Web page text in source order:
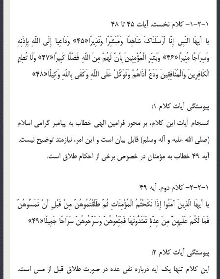
1-2-1- کلام نخست. آيات 45 تا 48
يا أَيهَا النَّبِي إِنَّا أَرْسَلْنَاكَ شَاهِدًا وَمُبَشِّرًا وَنَذِيرًا«45» وَدَاعِيا إِلَى اللَّهِ بِإِذْنِهِ
وَسِرَاجًا مُنِيرًا«46» وَبَشِّرِ الْمُؤْمِنِينَ بِأَنَّ لَهُمْ مِنَ اللَّهِ فَضْلًا كَبِيرًا«47» وَلَا تُطِعِ
الْكَافِرِينَ وَالْمُنَافِقِينَ وَدَعْ أَذَاهُمْ وَتَوَكَّلْ عَلَى اللَّهِ وَكَفَى بِاللَّهِ وَكِيلًا«48»
پيوستگي آيات کلام 1:
انسجام آيات اين کلام، بر محور فرامين الهي خطاب به پيامبر گرامي اسلام
(صلي الله عليه و آله وسلم) قابل بيان است و اين امر، نيازمند توضيح نيست.
آيه 49 خطاب به مؤمنان در خصوص برخي از احکام طلاق است.
2-2-1- کلام دوم. آيه 49
يا أَيهَا الَّذِينَ آمَنُوا إِذَا نَكَحْتُمُ الْمُؤْمِنَاتِ ثُمَّ طَلَّقْتُمُوهُنَّ مِنْ قَبْلِ أَنْ تَمَسُّوهُنَّ
فَمَا لَكُمْ عَلَيهِنَّ مِنْ عِدَّةٍ تَعْتَدُّونَهَا فَمَتِّعُوهُنَّ وَسَرِّحُوهُنَّ سَرَاحًا جَمِيلًا«49»
پيوستگي آيات کلام 2:
اين کلام تنها يک آيه درباره نفي عده در صورت طلاق قبل از مس است.